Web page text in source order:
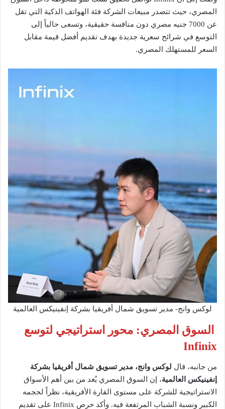
المصري، حيث تتصدر مبيعات الشركة فئة الهواتف الذكية التي تقل
عن 7000 جنيه مصري دون منافسة حقيقية، وتسعى حالياً إلى
التوسع في شرائح سعرية جديدة بهدف تقديم أفضل قيمة مقابل
السعر للمستهلك المصري.
لوكس وانج- مدير تسويق شمال أفريقيا بشركة إنفينيكس العالمية
السوق المصري: محور استراتيجي لتوسع
Infinix
من جانبه، قال لوكس وانج، مدير تسويق شمال أفريقيا بشركة
إنفينيكس العالمية، إن السوق المصري يُعد من بين أهم الأسواق
الاستراتيجية للشركة على مستوى القارة الأفريقية، نظراً لحجمه
الكبير ونسبة الشباب المرتفعة فيه. وأكد حرص Infinix على تقديم